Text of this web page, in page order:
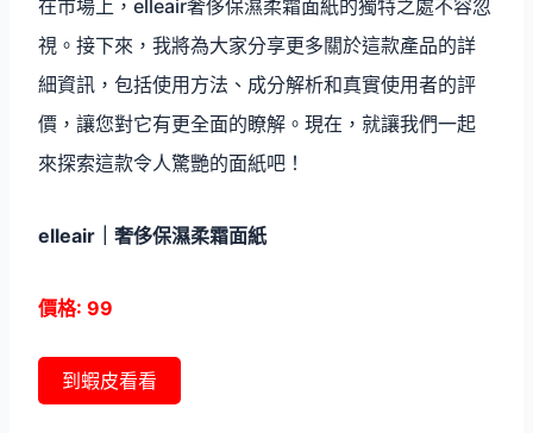
在市場上，elleair奢侈保濕柔霜面紙的獨特之處不容忽
視。接下來，我將為大家分享更多關於這款產品的詳
細資訊，包括使用方法、成分解析和真實使用者的評
價，讓您對它有更全面的瞭解。現在，就讓我們一起
來探索這款令人驚艷的面紙吧！
elleair｜奢侈保濕柔霜面紙
價格: 99
到蝦皮看看